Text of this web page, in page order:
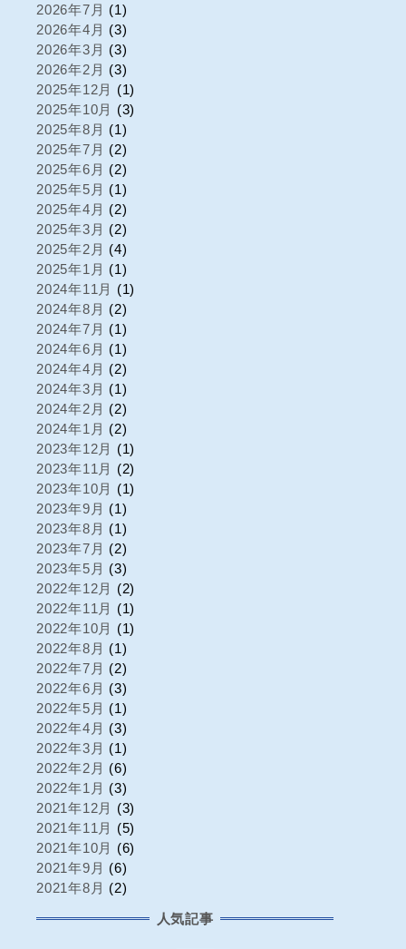
2026年7月 (1)
2026年4月 (3)
2026年3月 (3)
2026年2月 (3)
2025年12月 (1)
2025年10月 (3)
2025年8月 (1)
2025年7月 (2)
2025年6月 (2)
2025年5月 (1)
2025年4月 (2)
2025年3月 (2)
2025年2月 (4)
2025年1月 (1)
2024年11月 (1)
2024年8月 (2)
2024年7月 (1)
2024年6月 (1)
2024年4月 (2)
2024年3月 (1)
2024年2月 (2)
2024年1月 (2)
2023年12月 (1)
2023年11月 (2)
2023年10月 (1)
2023年9月 (1)
2023年8月 (1)
2023年7月 (2)
2023年5月 (3)
2022年12月 (2)
2022年11月 (1)
2022年10月 (1)
2022年8月 (1)
2022年7月 (2)
2022年6月 (3)
2022年5月 (1)
2022年4月 (3)
2022年3月 (1)
2022年2月 (6)
2022年1月 (3)
2021年12月 (3)
2021年11月 (5)
2021年10月 (6)
2021年9月 (6)
2021年8月 (2)
人気記事